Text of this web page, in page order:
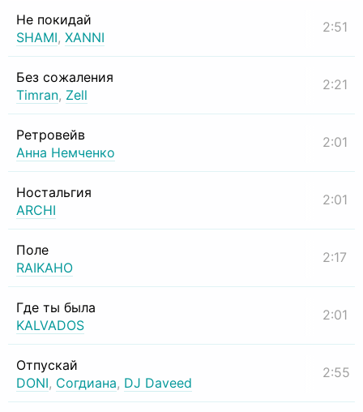
Не покидай
SHAMI, XANNI
2:51
Без сожаления
Timran, Zell
2:21
Ретровейв
Анна Немченко
2:01
Ностальгия
ARCHI
2:01
Поле
RAIKAHO
2:17
Где ты была
KALVADOS
2:01
Отпускай
DONI, Согдиана, DJ Daveed
2:55